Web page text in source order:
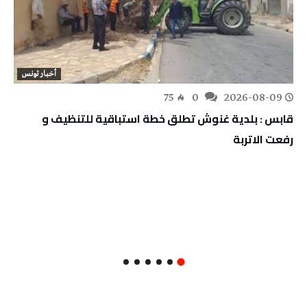
أخبار تونس
2026-08-09
75
قابس : بلدية غنوش تطلق خطة استباقية للتنظيف و
رفعت الاتربة